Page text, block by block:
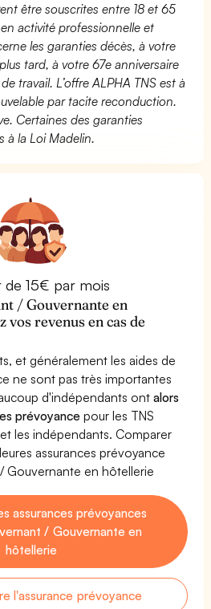
être souscrites entre 18 et 65
activité professionnelle et
les garanties décès, à votre
tard, à votre 67e anniversaire
travail. L’offre ALPHA TNS est à
par tacite reconduction.
Certaines des garanties
à la Loi Madelin.
15€ par mois
/ Gouvernante en
revenus en cas de
et généralement les aides de
ne sont pas très importantes
d'indépendants ontalors
prévoyance pour les TNS
les indépendants. Comparer
assurances prévoyance
Gouvernante en hôtellerie
assurances prévoyances
/ Gouvernante en
hôtellerie
l'assurance prévoyance